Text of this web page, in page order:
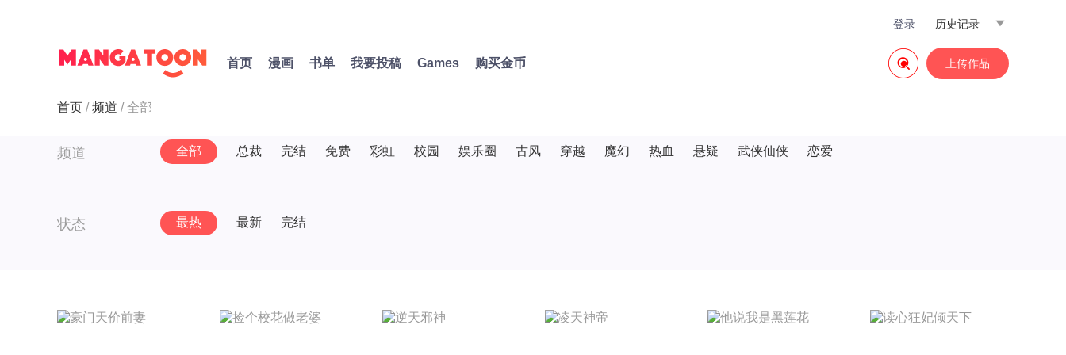

历史记录
登录
首页 漫画 书单 我要投稿 Games 购买金币 上传作品

首页 频道 全部
频道 全部 总裁 完结 免费 彩虹 校园 娱乐圈 古风 穿越 魔幻 热血 悬疑 武侠仙侠 恋爱
状态 最热 最新 完结